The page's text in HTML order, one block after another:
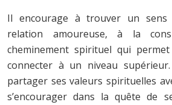
Il encourage à trouver un
relation amoureuse, à la
cheminement spirituel qui
connecter à un niveau
partager ses valeurs spirituelles
s’encourager dans la quête de